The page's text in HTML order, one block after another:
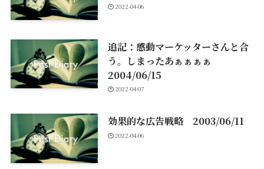
2022-04-06
追記：感動マーケッターさんと合
う。しまったあぁぁぁぁ
2004/06/15
2022-04-07
効果的な広告戦略 2003/06/11
2022-04-06